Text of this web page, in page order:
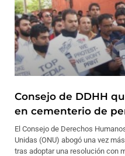
Consejo de DDHH
en cementerio de
El Consejo de Derechos
Unidas (ONU) abogó una vez
tras adoptar una resolución con